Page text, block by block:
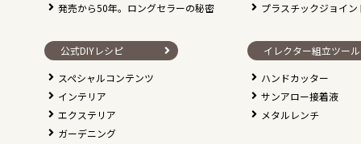
発売から50年。ロングセラーの秘密
公式DIYレシピ
スペシャルコンテンツ
インテリア
エクステリア
ガーデニング
プラスチックジョイ
イレクター組立ツール
ハンドカッター
サンアロー接着液
メタルレンチ